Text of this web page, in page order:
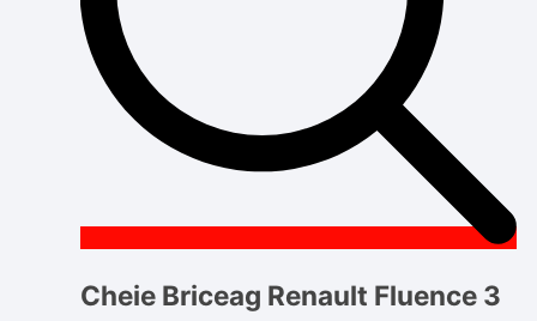
Cheie Briceag Renault Fluence 3